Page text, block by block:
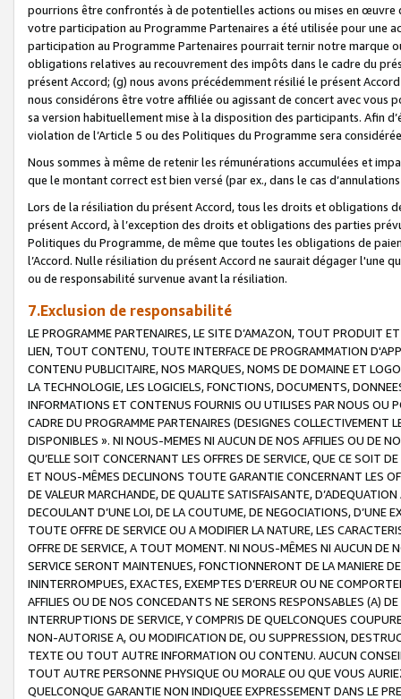
pourrions être confrontés à de potentielles actions ou mises en
votre participation au Programme Partenaires a été utilisée pour une
participation au Programme Partenaires pourrait ternir notre marque
obligations relatives au recouvrement des impôts dans le cadre du
présent Accord; (g) nous avons précédemment résilié le présent
nous considérons être votre affiliée ou agissant de concert avec vous
sa version habituellement mise à la disposition des participants. Afin
violation de l’Article 5 ou des Politiques du Programme sera
Nous sommes à même de retenir les rémunérations accumulées et
que le montant correct est bien versé (par ex., dans le cas
Lors de la résiliation du présent Accord, tous les droits et obligations
présent Accord, à l’exception des droits et obligations des parties
Politiques du Programme, de même que toutes les obligations de
l’Accord. Nulle résiliation du présent Accord ne saurait dégager l'une
ou de responsabilité survenue avant la résiliation.
7.Exclusion de responsabilité
LE PROGRAMME PARTENAIRES, LE SITE D’AMAZON, TOUT PRODUIT
LIEN, TOUT CONTENU, TOUTE INTERFACE DE PROGRAMMATION
CONTENU PUBLICITAIRE, NOS MARQUES, NOMS DE DOMAINE ET
LA TECHNOLOGIE, LES LOGICIELS, FONCTIONS, DOCUMENTS,
INFORMATIONS ET CONTENUS FOURNIS OU UTILISES PAR NOUS OU
CADRE DU PROGRAMME PARTENAIRES (DESIGNES COLLECTIVEMENT
DISPONIBLES ». NI NOUS-MEMES NI AUCUN DE NOS AFFILIES OU DE
QU’ELLE SOIT CONCERNANT LES OFFRES DE SERVICE, QUE CE SOIT
ET NOUS-MÊMES DECLINONS TOUTE GARANTIE CONCERNANT LES
DE VALEUR MARCHANDE, DE QUALITE SATISFAISANTE,
DECOULANT D’UNE LOI, DE LA COUTUME, DE NEGOCIATIONS, D’UNE
TOUTE OFFRE DE SERVICE OU A MODIFIER LA NATURE, LES
OFFRE DE SERVICE, A TOUT MOMENT. NI NOUS-MÊMES NI AUCUN DE
SERVICE SERONT MAINTENUES, FONCTIONNERONT DE LA MANIERE
ININTERROMPUES, EXACTES, EXEMPTES D’ERREUR OU NE
AFFILIES OU DE NOS CONCEDANTS NE SERONS RESPONSABLES (A)
INTERRUPTIONS DE SERVICE, Y COMPRIS DE QUELCONQUES
NON-AUTORISE A, OU MODIFICATION DE, OU SUPPRESSION,
TEXTE OU TOUT AUTRE INFORMATION OU CONTENU. AUCUN
TOUT AUTRE PERSONNE PHYSIQUE OU MORALE OU QUE VOUS
QUELCONQUE GARANTIE NON INDIQUEE EXPRESSEMENT DANS LE